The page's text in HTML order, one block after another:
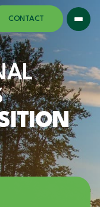
CONTACT